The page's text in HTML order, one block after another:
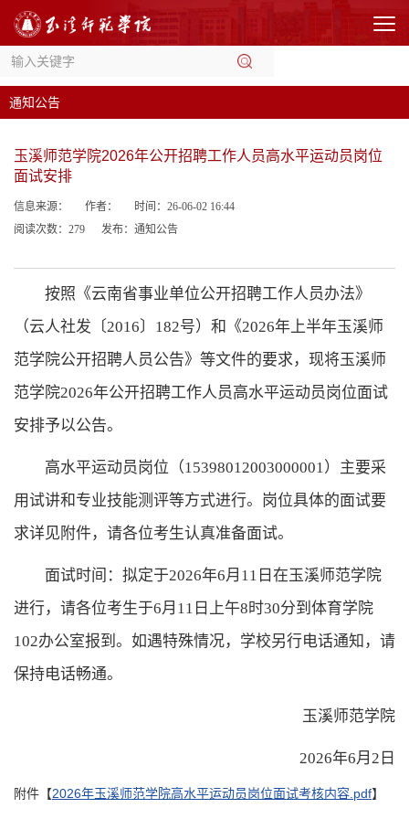
通知公告
玉溪师范学院2026年公开招聘工作人员高水平运动员岗位
面试安排
信息来源： 作者：
时间：26-06-02 16:44
阅读次数： 279 发布：通知公告
按照《云南省事业单位公开招聘工作人员办法》
（云人社发〔2016〕182号）和《2026年上半年玉溪师
范学院公开招聘人员公告》等文件的要求，现将玉溪师
范学院2026年公开招聘工作人员高水平运动员岗位面试
安排予以公告。
高水平运动员岗位（15398012003000001）主要采
用试讲和专业技能测评等方式进行。岗位具体的面试要
求详见附件，请各位考生认真准备面试。
面试时间：拟定于2026年6月11日在玉溪师范学院
进行，请各位考生于6月11日上午8时30分到体育学院
102办公室报到。如遇特殊情况，学校另行电话通知，请
保持电话畅通。
玉溪师范学院
2026年6月2日
附件【2026年玉溪师范学院高水平运动员岗位面试考核内容.pdf】